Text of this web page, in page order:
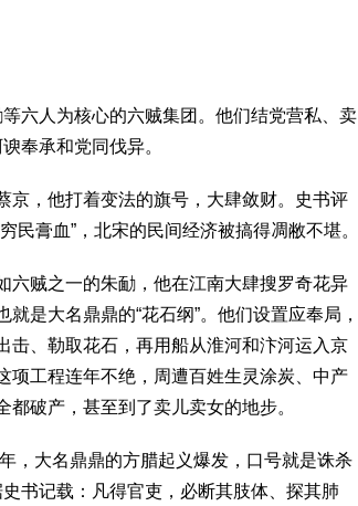
六人为核心的六贼集团。他们结党营私、卖
奉承和党同伐异。
京，他打着变法的旗号，大肆敛财。史书评
民膏血”，北宋的民间经济被搞得凋敝不堪。
六贼之一的朱勔，他在江南大肆搜罗奇花异
就是大名鼎鼎的“花石纲”。他们设置应奉局，
击、勒取花石，再用船从淮河和汴河运入京
项工程连年不绝，周遭百姓生灵涂炭、中产
都破产，甚至到了卖儿卖女的地步。
，大名鼎鼎的方腊起义爆发，口号就是诛杀
书记载：凡得官吏，必断其肢体、探其肺